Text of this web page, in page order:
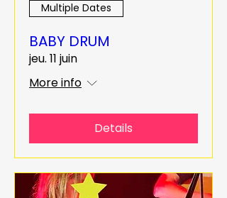
Multiple Dates
BABY DRUM
jeu. 11 juin
More info
Details